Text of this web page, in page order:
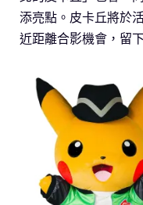
添亮點。皮卡丘將於
近距離合影機會，留